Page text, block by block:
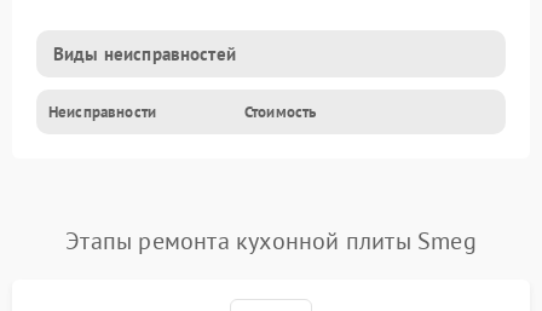
Виды неисправностей
Неисправности Стоимость
Этапы ремонта кухонной плиты Smeg